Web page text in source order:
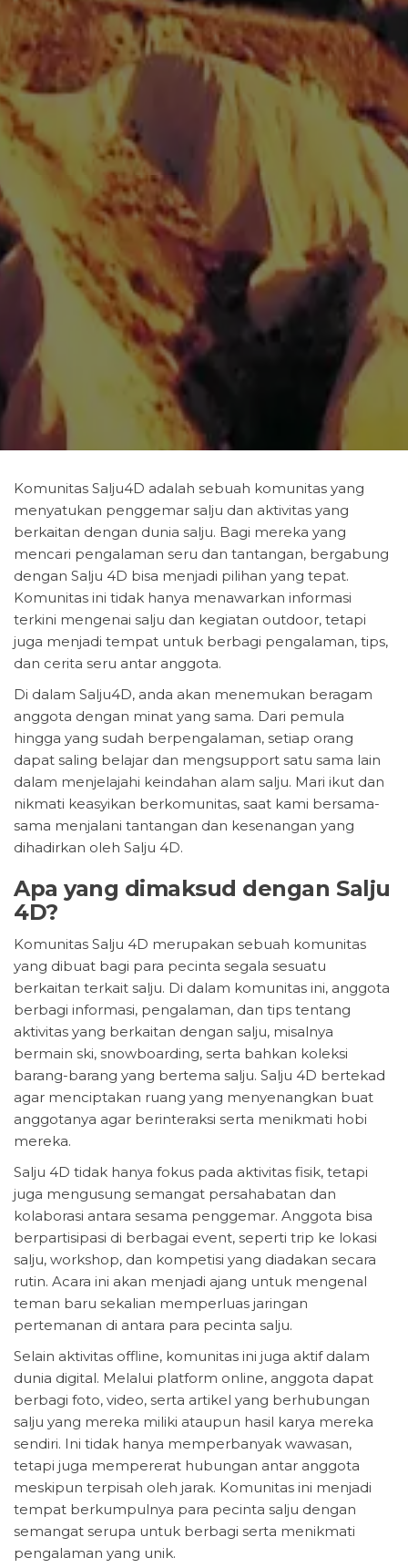
Komunitas Salju4D adalah sebuah komunitas yang
menyatukan penggemar salju dan aktivitas yang
berkaitan dengan dunia salju. Bagi mereka yang
mencari pengalaman seru dan tantangan, bergabung
dengan Salju 4D bisa menjadi pilihan yang tepat.
Komunitas ini tidak hanya menawarkan informasi
terkini mengenai salju dan kegiatan outdoor, tetapi
juga menjadi tempat untuk berbagi pengalaman, tips,
dan cerita seru antar anggota.
Di dalam Salju4D, anda akan menemukan beragam
anggota dengan minat yang sama. Dari pemula
hingga yang sudah berpengalaman, setiap orang
dapat saling belajar dan mengsupport satu sama lain
dalam menjelajahi keindahan alam salju. Mari ikut dan
nikmati keasyikan berkomunitas, saat kami bersama-
sama menjalani tantangan dan kesenangan yang
dihadirkan oleh Salju 4D.
Apa yang dimaksud dengan Salju
4D?
Komunitas Salju 4D merupakan sebuah komunitas
yang dibuat bagi para pecinta segala sesuatu
berkaitan terkait salju. Di dalam komunitas ini, anggota
berbagi informasi, pengalaman, dan tips tentang
aktivitas yang berkaitan dengan salju, misalnya
bermain ski, snowboarding, serta bahkan koleksi
barang-barang yang bertema salju. Salju 4D bertekad
agar menciptakan ruang yang menyenangkan buat
anggotanya agar berinteraksi serta menikmati hobi
mereka.
Salju 4D tidak hanya fokus pada aktivitas fisik, tetapi
juga mengusung semangat persahabatan dan
kolaborasi antara sesama penggemar. Anggota bisa
berpartisipasi di berbagai event, seperti trip ke lokasi
salju, workshop, dan kompetisi yang diadakan secara
rutin. Acara ini akan menjadi ajang untuk mengenal
teman baru sekalian memperluas jaringan
pertemanan di antara para pecinta salju.
Selain aktivitas offline, komunitas ini juga aktif dalam
dunia digital. Melalui platform online, anggota dapat
berbagi foto, video, serta artikel yang berhubungan
salju yang mereka miliki ataupun hasil karya mereka
sendiri. Ini tidak hanya memperbanyak wawasan,
tetapi juga mempererat hubungan antar anggota
meskipun terpisah oleh jarak. Komunitas ini menjadi
tempat berkumpulnya para pecinta salju dengan
semangat serupa untuk berbagi serta menikmati
pengalaman yang unik.